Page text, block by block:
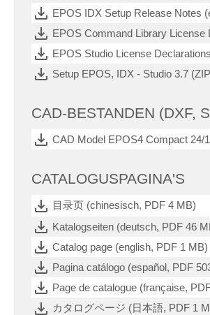
EPOS IDX Setup Release Notes
EPOS Command Library License
EPOS Studio License
Setup EPOS, IDX - Studio 3.7
CAD-BESTANDEN (DXF,
CAD Model EPOS4 Compact 24/
CATALOGUSPAGINA'S
目录页 (chinesisch, PDF 4 MB)
Katalogseiten (deutsch, PDF 46
Catalog page (english, PDF 1 MB)
Pagina catálogo (español, PDF
Page de catalogue (française,
カタログページ (日本語, PDF 1